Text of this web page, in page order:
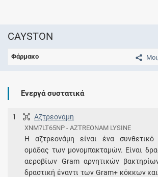
CAYSTON
Φάρμακο
Ενεργά συστατικά
1 Αζτρεονάμη
XNM7LT65NP - AZTREONAM LYSINE
Η αζτρεονάμη είναι ένα συνθετικό
ομάδας των μονομπακταμών. Eίναι
αεροβίων Gram αρνητικών
δραστική έναντι των Gram+ κόκκων